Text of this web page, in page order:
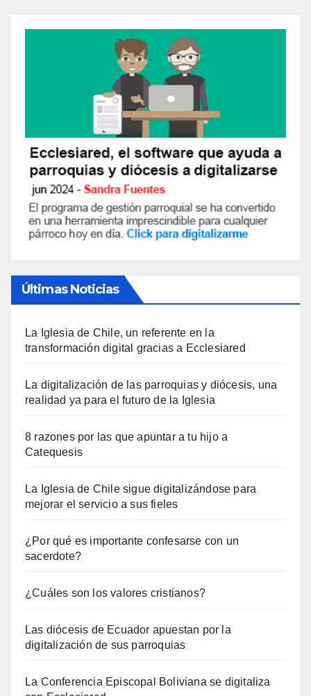
Últimas Noticias
La Iglesia de Chile, un referente en la
transformación digital gracias a Ecclesiared
La digitalización de las parroquias y diócesis, una
realidad ya para el futuro de la Iglesia
8 razones por las que apuntar a tu hijo a
Catequesis
La Iglesia de Chile sigue digitalizándose para
mejorar el servicio a sus fieles
¿Por qué es importante confesarse con un
sacerdote?
¿Cuáles son los valores cristianos?
Las diócesis de Ecuador apuestan por la
digitalización de sus parroquias
La Conferencia Episcopal Boliviana se digitaliza